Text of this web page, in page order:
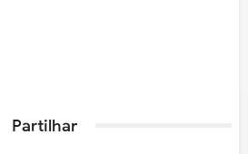
Partilhar